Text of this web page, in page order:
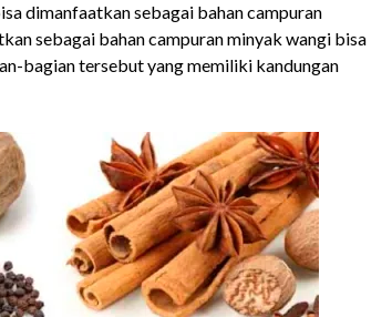
dimanfaatkan sebagai bahan campuran
sebagai bahan campuran minyak wangi bisa
bagian tersebut yang memiliki kandungan